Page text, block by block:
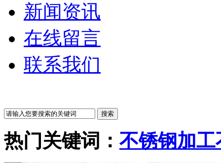
新闻资讯
在线留言
联系我们
热门关键词： 不锈钢加工